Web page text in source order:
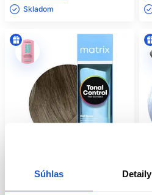
Súhlas Detaily
Skladom ㅤ